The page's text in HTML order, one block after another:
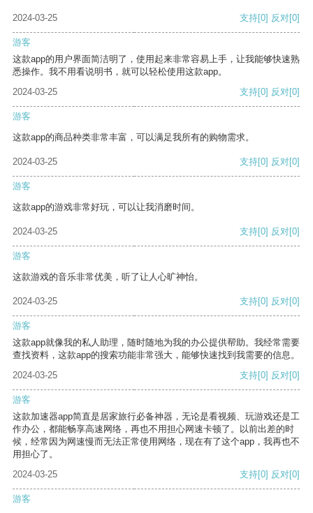
2024-03-25 支持[0] 反对[0]
游客
这款app的用户界面简洁明了，使用起来非常容易上手，让我能够快速熟
悉操作。我不用看说明书，就可以轻松使用这款app。
2024-03-25
支持[0] 反对[0]
游客
这款app的商品种类非常丰富，可以满足我所有的购物需求。
2024-03-25 支持[0] 反对[0]
游客
这款app的游戏非常好玩，可以让我消磨时间。
2024-03-25 支持[0] 反对[0]
游客
这款游戏的音乐非常优美，听了让人心旷神怡。
2024-03-25 支持[0] 反对[0]
游客
这款app就像我的私人助理，随时随地为我的办公提供帮助。我经常需要
查找资料，这款app的搜索功能非常强大，能够快速找到我需要的信息。
2024-03-25
支持[0] 反对[0]
游客
这款加速器app简直是居家旅行必备神器，无论是看视频、玩游戏还是工
作办公，都能畅享高速网络，再也不用担心网速卡顿了。以前出差的时
候，经常因为网速慢而无法正常使用网络，现在有了这个app，我再也不
用担心了。
2024-03-25
支持[0] 反对[0]
游客